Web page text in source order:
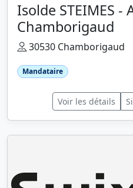
Isolde STEIMES -
Chamborigaud
30530 Chamborigaud
Mandataire
Voir les détails